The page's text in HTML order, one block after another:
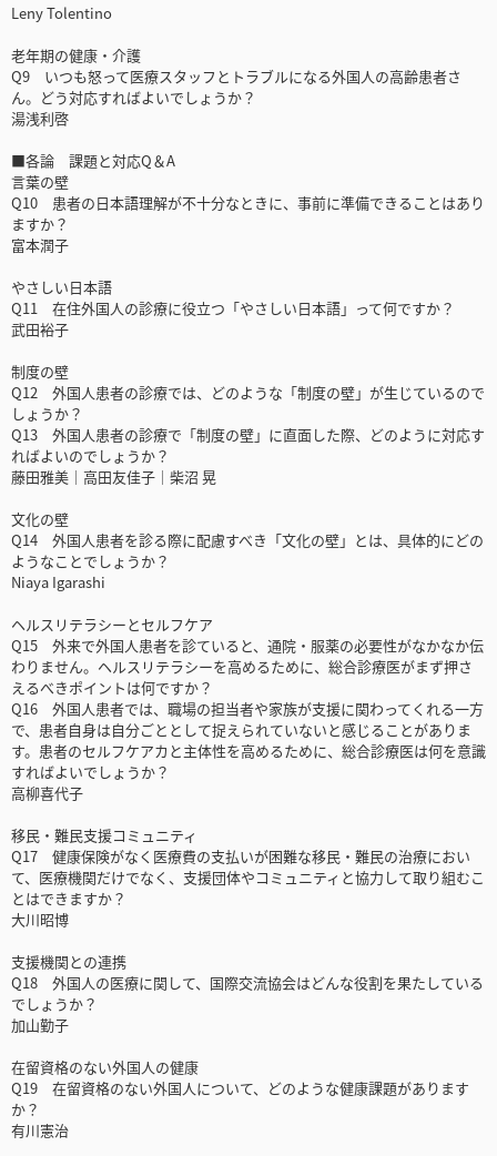
Leny Tolentino
老年期の健康・介護
Q9 いつも怒って医療スタッフとトラブルになる外国人の高齢患者さ
ん。どう対応すればよいでしょうか？
湯浅利啓
■各論 課題と対応Q＆A
言葉の壁
Q10 患者の日本語理解が不十分なときに、事前に準備できることはあり
ますか？
富本潤子
やさしい日本語
Q11 在住外国人の診療に役立つ「やさしい日本語」って何ですか？
武田裕子
制度の壁
Q12 外国人患者の診療では、どのような「制度の壁」が生じているので
しょうか？
Q13 外国人患者の診療で「制度の壁」に直面した際、どのように対応す
ればよいのでしょうか？
藤田雅美｜高田友佳子｜柴沼 晃
文化の壁
Q14 外国人患者を診る際に配慮すべき「文化の壁」とは、具体的にどの
ようなことでしょうか？
Niaya Igarashi
ヘルスリテラシーとセルフケア
Q15 外来で外国人患者を診ていると、通院・服薬の必要性がなかなか伝
わりません。ヘルスリテラシーを高めるために、総合診療医がまず押さ
えるべきポイントは何ですか？
Q16 外国人患者では、職場の担当者や家族が支援に関わってくれる一方
で、患者自身は自分ごととして捉えられていないと感じることがありま
す。患者のセルフケアカと主体性を高めるために、総合診療医は何を意識
すればよいでしょうか？
高柳喜代子
移民・難民支援コミュニティ
Q17 健康保険がなく医療費の支払いが困難な移民・難民の治療におい
て、医療機関だけでなく、支援団体やコミュニティと協力して取り組むこ
とはできますか？
大川昭博
支援機関との連携
Q18 外国人の医療に関して、国際交流協会はどんな役割を果たしている
でしょうか？
加山勤子
在留資格のない外国人の健康
Q19 在留資格のない外国人について、どのような健康課題があります
か？
有川憲治